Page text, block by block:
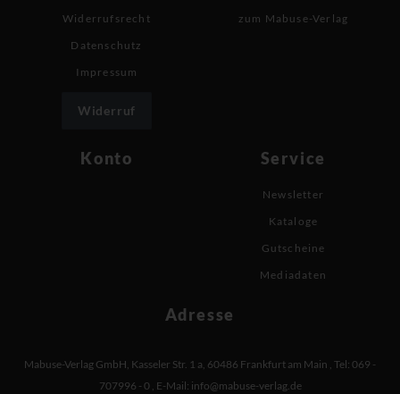
Widerrufsrecht
Datenschutz
Impressum
Widerruf
zum Mabuse-Verlag
Konto Service
Newsletter
Kataloge
Gutscheine
Mediadaten
Adresse
Mabuse-Verlag GmbH Kasseler Str. 1 a 60486 Frankfurt am Main Tel: 069 -
707996 - 0 E-Mail: info@mabuse-verlag.de